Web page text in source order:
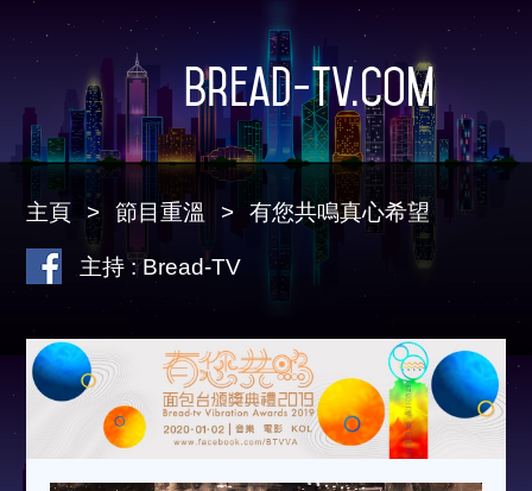
Bread-TV.com
主頁 節目重溫 有您共鳴真心希望
主持 : Bread-TV